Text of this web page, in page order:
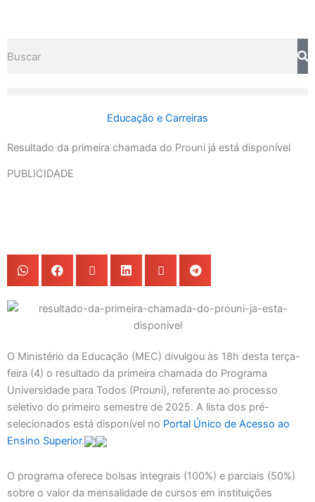
conteúdo
Educação e Carreiras
Resultado da primeira chamada do Prouni já está disponível
PUBLICIDADE
O Ministério da Educação (MEC) divulgou às 18h desta terça-
feira (4) o resultado da primeira chamada do Programa
Universidade para Todos (Prouni), referente ao processo
seletivo do primeiro semestre de 2025. A lista dos pré-
selecionados está disponível no Portal Único de Acesso ao
Ensino Superior.
O programa oferece bolsas integrais (100%) e parciais (50%)
sobre o valor da mensalidade de cursos em instituições